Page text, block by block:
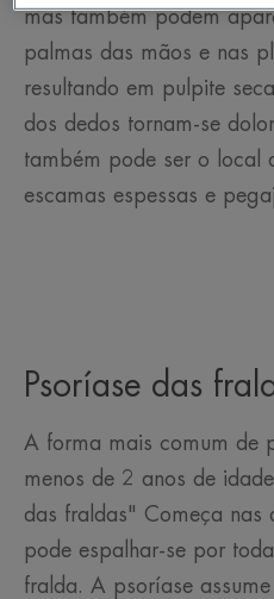
mas também podem
palmas das mãos e nas
resultando em pulpite
dos dedos tornam-se
também pode ser o local
escamas espessas e
Psoríase das
A forma mais comum de
menos de 2 anos de
das fraldas" Começa nas
pode espalhar-se por
fralda. A psoríase